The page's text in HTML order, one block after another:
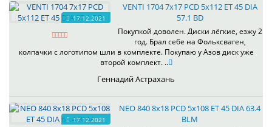
17.12.2021
VENTI 1704 7x17 PCD 5x112 ET 45 DIA
57.1 BD
Покупкой доволен. Диски лёгкие, езжу 2
год. Брал себе на Фольксваген,
колпачки с логотипом шли в комплекте. Покупаю у Азов диск уже
второй комплект. ..
Геннадий Астрахань
17.12.2021
NEO 840 8x18 PCD 5x108 ET 45 DIA 63.4
BLM